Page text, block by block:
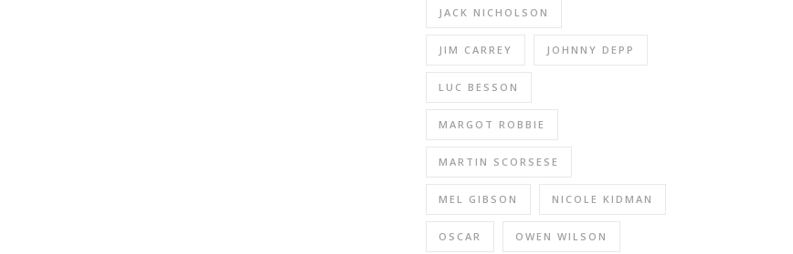
JACK NICHOLSON
JIM CARREY JOHNNY DEPP
LUC BESSON
MARGOT ROBBIE
MARTIN SCORSESE
MEL GIBSON NICOLE KIDMAN
OSCAR OWEN WILSON